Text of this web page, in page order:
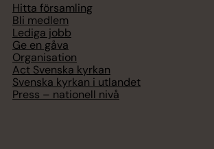
Hitta församling
Bli medlem
Lediga jobb
Ge en gåva
Organisation
Act Svenska kyrkan
Svenska kyrkan i utlandet
Press – nationell nivå